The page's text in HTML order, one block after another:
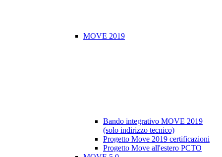
MOVE 2019
Bando integrativo MOVE 2019
(solo indirizzo tecnico)
Progetto Move 2019 certificazioni
Progetto Move all'estero PCTO